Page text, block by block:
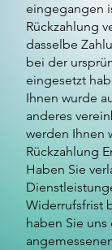
eingegangen
Rückzahlung
dasselbe
bei der
eingesetzt
Ihnen wurde
anderes
werden Ihnen
Rückzahlung
Haben Sie
Widerrufsfrist
haben Sie uns